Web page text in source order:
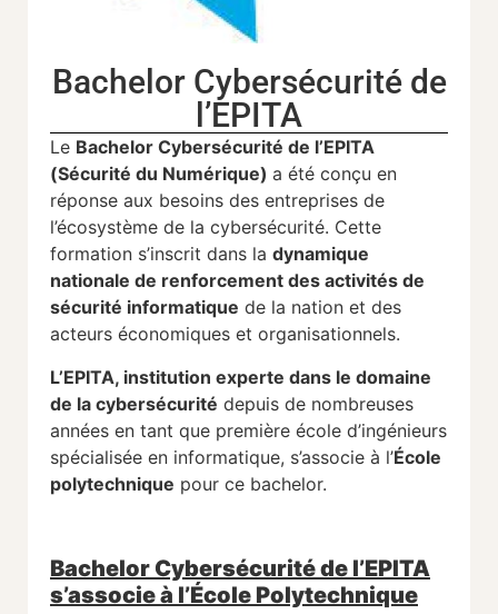
Bachelor Cybersécurité de
l’EPITA
Le Bachelor Cybersécurité de l’EPITA
(Sécurité du Numérique) a été conçu en
réponse aux besoins des entreprises de
l’écosystème de la cybersécurité. Cette
formation s’inscrit dans la dynamique
nationale de renforcement des activités de
sécurité informatique de la nation et des
acteurs économiques et organisationnels.
L’EPITA, institution experte dans le domaine
de la cybersécurité depuis de nombreuses
années en tant que première école d’ingénieurs
spécialisée en informatique, s’associe à l’École
polytechnique pour ce bachelor.
Bachelor Cybersécurité de l’EPITA
s’associe à l’École Polytechnique